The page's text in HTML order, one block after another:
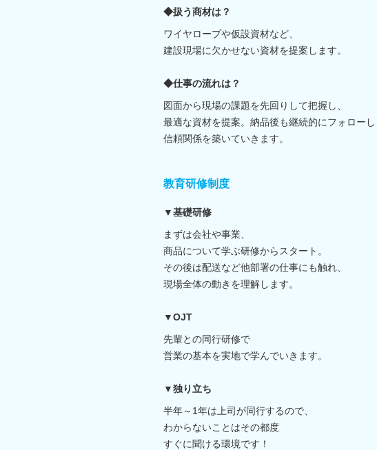
◆扱う商材は？
ワイヤロープや仮設資材など、
建設現場に欠かせない資材を提案します。
◆仕事の流れは？
図面から現場の課題を先回りして把握し、
最適な資材を提案。納品後も継続的にフォローし
信頼関係を築いていきます。
教育研修制度
▼基礎研修
まずは会社や事業、
商品について学ぶ研修からスタート。
その後は配送など他部署の仕事にも触れ、
現場全体の動きを理解します。
▼OJT
先輩との同行研修で
営業の基本を実地で学んでいきます。
▼独り立ち
半年～1年は上司が同行するので、
わからないことはその都度
すぐに聞ける環境です！